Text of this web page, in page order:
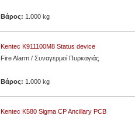
Βάρος: 1.000 kg
Kentec K911100М8 Status device
Fire Alarm / Συναγερμοί Πυρκαγιάς
Βάρος: 1.000 kg
Kentec K580 Sigma CP Ancillary PCB